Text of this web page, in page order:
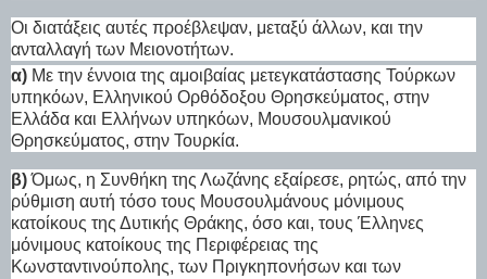
Οι διατάξεις αυτές προέβλεψαν, μεταξύ άλλων, και την
ανταλλαγή των Μειονοτήτων.
α) Με την έννοια της αμοιβαίας μετεγκατάστασης Τούρκων
υπηκόων, Ελληνικού Ορθόδοξου Θρησκεύματος, στην
Ελλάδα και Ελλήνων υπηκόων, Μουσουλμανικού
Θρησκεύματος, στην Τουρκία.
β)Όμως, η Συνθήκη της Λωζάνης εξαίρεσε, ρητώς, από την
ρύθμιση αυτή τόσο τους Μουσουλμάνους μόνιμους
κατοίκους της Δυτικής Θράκης, όσο και, τους Έλληνες
μόνιμους κατοίκους της Περιφέρειας της
Κωνσταντινούπολης, των Πριγκηπονήσων και των